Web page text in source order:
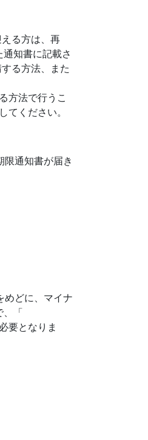
る方は、再
知書に記載さ
る方法、また
方法で行うこ
てください。
通知書が届き
めどに、マイナ
「
要となりま